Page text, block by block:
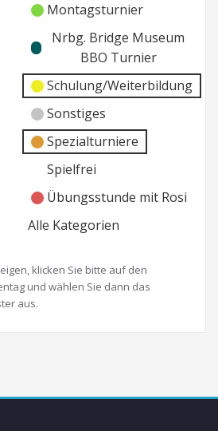
Montagsturnier
Nrbg. Bridge Museum
BBO Turnier
Schulung/Weiterbildung
Sonstiges
Spezialturniere
Spielfrei
Übungsstunde mit Rosi
Alle Kategorien
klicken Sie bitte auf den
und wählen Sie dann das
aus.